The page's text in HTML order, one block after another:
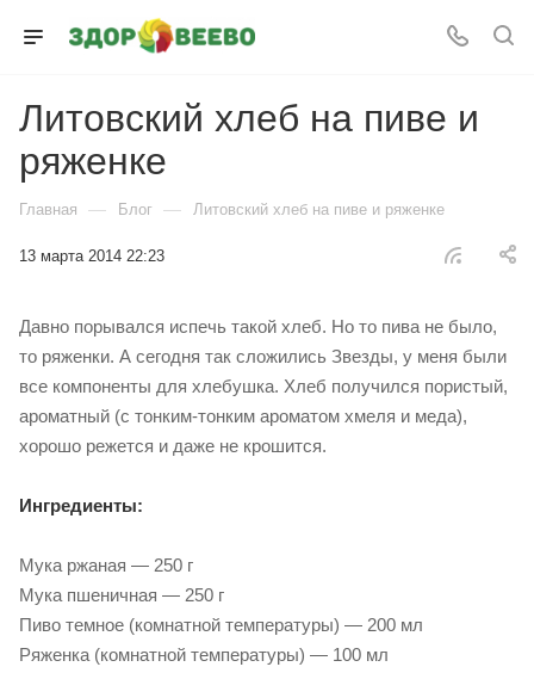
Литовский хлеб на пиве и
ряженке
Главная — Блог — Литовский хлеб на пиве и ряженке
13 марта 2014 22:23
Давно порывался испечь такой хлеб. Но то пива не было,
то ряженки. А сегодня так сложились Звезды, у меня были
все компоненты для хлебушка. Хлеб получился пористый,
ароматный (с тонким-тонким ароматом хмеля и меда),
хорошо режется и даже не крошится.
Ингредиенты:
Мука ржаная — 250 г
Мука пшеничная — 250 г
Пиво темное (комнатной температуры) — 200 мл
Ряженка (комнатной температуры) — 100 мл